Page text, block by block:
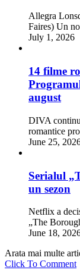
Allegra
Faires) Un
July 1, 2026
14 filme
august
DIVA
romantice
June 25,
Serialul
un sezon
Netflix a
„The
June 18,
Arata mai multe
Click To Comment